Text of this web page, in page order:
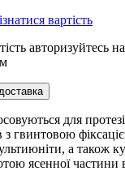
вартість
авторизуйтесь
для
з гвинтовою
а також
ясенної